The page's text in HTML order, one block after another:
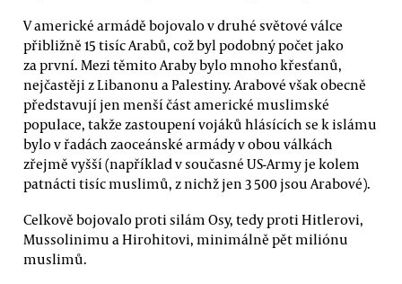
V americké armádě bojovalo v druhé světové válce
přibližně 15 tisíc Arabů, což byl podobný počet jako
za první. Mezi těmito Araby bylo mnoho křesťanů,
nejčastěji z Libanonu a Palestiny. Arabové však obecně
představují jen menší část americké muslimské
populace, takže zastoupení vojáků hlásících se k islámu
bylo v řadách zaoceánské armády v obou válkách
zřejmě vyšší (například v současné US-Army je kolem
patnácti tisíc muslimů, z nichž jen 3 500 jsou Arabové).
Celkově bojovalo proti silám Osy, tedy proti Hitlerovi,
Mussolinimu a Hirohitovi, minimálně pět miliónu
muslimů.